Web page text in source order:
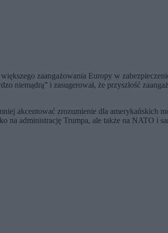
zaangażowania Europy w
niemądrą” i zasugerował, że przyszłość
akcentować zrozumienie dla amerykańskich
administrację Trumpa, ale także na NATO i